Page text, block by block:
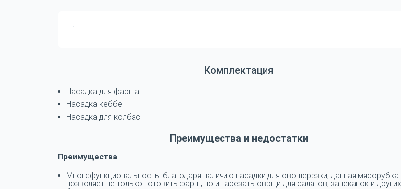
Комплектация
Насадка для фарша
Насадка кеббе
Насадка для колбас
Преимущества и недостатки
Преимущества
Многофункциональность: благодаря наличию насадки для овощерезки, данная мясорубка
позволяет не только готовить фарш, но и нарезать овощи для салатов, запеканок и других